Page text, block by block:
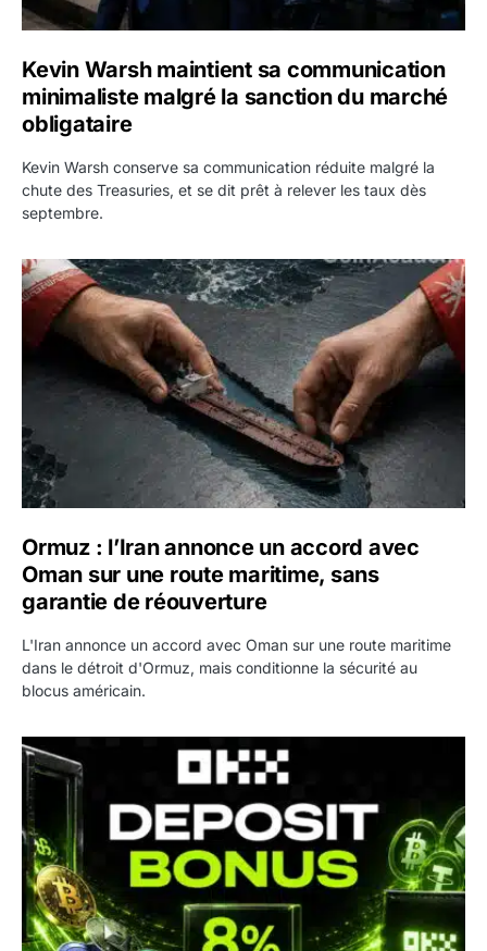
Kevin Warsh maintient sa communication
minimaliste malgré la sanction du marché
obligataire
Kevin Warsh conserve sa communication réduite malgré la
chute des Treasuries, et se dit prêt à relever les taux dès
septembre.
Ormuz : l’Iran annonce un accord avec Oman sur une
Ormuz : l’Iran annonce un accord avec
Oman sur une route maritime, sans
garantie de réouverture
L'Iran annonce un accord avec Oman sur une route maritime
dans le détroit d'Ormuz, mais conditionne la sécurité au
blocus américain.
OKX relance une campagne Deposit Bonus : jusqu’à 5